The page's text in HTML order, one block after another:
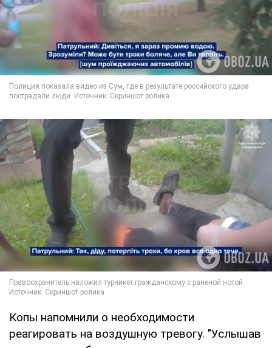
Копы напомнили о необходимости
реагировать на воздушную тревогу. "Услышав